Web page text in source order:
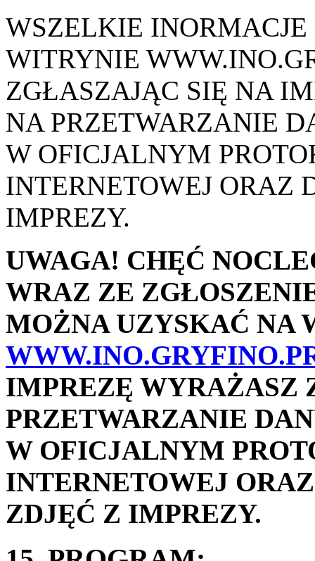
WSZELKIE
WITRYNIE
ZGŁASZAJĄC SIĘ NA
NA PRZETWARZANIE
W OFICJALNYM
INTERNETOWEJ ORAZ
IMPREZY.
UWAGA! CHĘĆ
WRAZ ZE
MOŻNA UZYSKAĆ NA
IMPREZĘ WYRAŻASZ
PRZETWARZANIE
W OFICJALNYM
INTERNETOWEJ
ZDJĘĆ Z IMPREZY.